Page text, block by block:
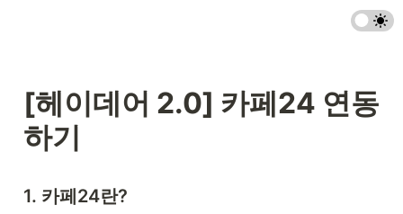
[헤이데어 2.0] 카페24 연동
하기
1. 카페24란?